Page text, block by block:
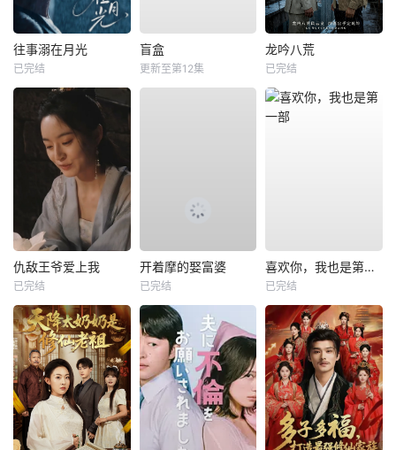
往事溺在月光
已完结
盲盒
更新至第12集
龙吟八荒
已完结
仇敌王爷爱上我
已完结
开着摩的娶富婆
已完结
喜欢你，我也是第一部
已完结